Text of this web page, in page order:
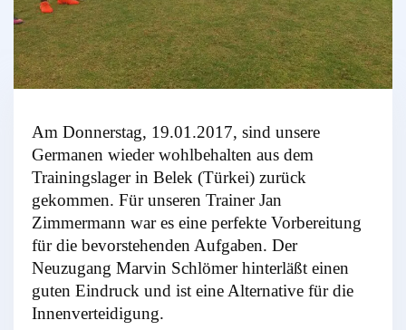
Am Donnerstag, 19.01.2017, sind unsere
Germanen wieder wohlbehalten aus dem
Trainingslager in Belek (Türkei) zurück
gekommen. Für unseren Trainer Jan
Zimmermann war es eine perfekte Vorbereitung
für die bevorstehenden Aufgaben. Der
Neuzugang Marvin Schlömer hinterläßt einen
guten Eindruck und ist eine Alternative für die
Innenverteidigung.